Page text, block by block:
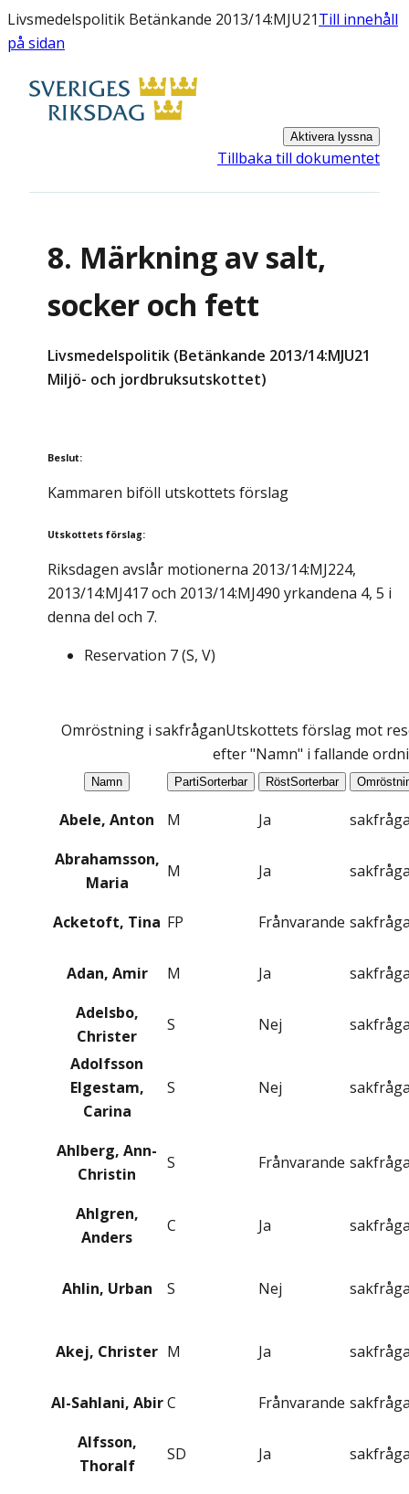
Livsmedelspolitik Betänkande 2013/14:MJU21Till innehåll
på sidan
Aktivera lyssna
Tillbaka till dokumentet
8. Märkning av salt,
socker och fett
Livsmedelspolitik (Betänkande 2013/14:MJU21
Miljö- och jordbruksutskottet)
Beslut:
Kammaren biföll utskottets förslag
Utskottets förslag:
Riksdagen avslår motionerna 2013/14:MJ224,
2013/14:MJ417 och 2013/14:MJ490 yrkandena 4, 5 i
denna del och 7.
Reservation 7(S, V)
Omröstning i sakfråganUtskottets förslag mot
efter "Namn" i fallande
Namn PartiSorterbar RöstSorterbar
Abele, Anton M Ja
Abrahamsson,
Maria
M Ja
Acketoft, Tina FP Frånvarande
Adan, Amir M Ja
Adelsbo,
Christer
S Nej
Adolfsson
Elgestam,
Carina
S Nej
Ahlberg, Ann-
Christin
S Frånvarande
Ahlgren,
Anders
C Ja
Ahlin, Urban S Nej
Akej, Christer M Ja
Al-Sahlani, Abir C Frånvarande
Alfsson,
Thoralf
SD Ja